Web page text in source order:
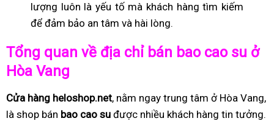
lượng luôn là yếu tố mà khách hàng tìm kiếm
để đảm bảo an tâm và hài lòng.
Tổng quan về địa chỉ bán bao cao su ở
Hòa Vang
Cửa hàng heloshop.net, nằm ngay trung tâm ở Hòa Vang,
là shop bán bao cao su được nhiều khách hàng tin tưởng.